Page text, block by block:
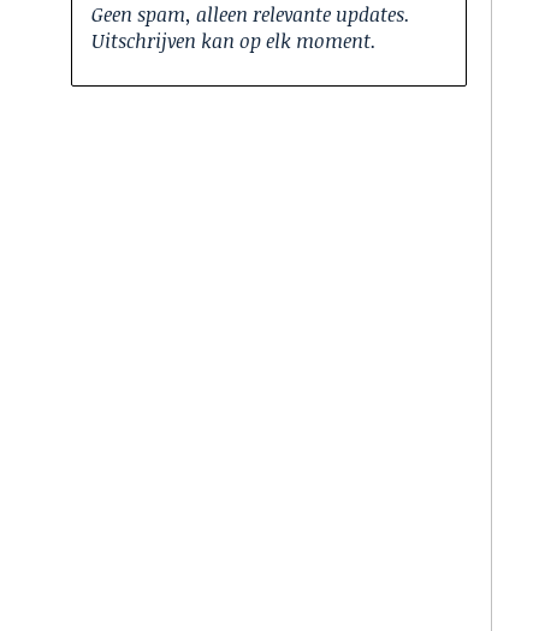
Geen spam, alleen relevante updates.
Uitschrijven kan op elk moment.